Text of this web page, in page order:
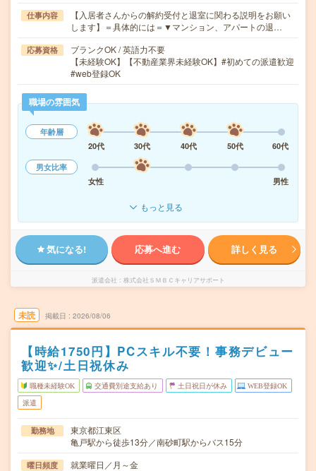
仕事内容
【入居者さんからの解約受付と退室に関わる説明をお願い
します】＝具体的には＝▼マンション、アパートの退…
応募資格
ブランクOK / 英語力不要
【未経験OK】【不動産業界未経験OK】#初めての派遣歓迎
#web登録OK
職場の雰囲気
年齢層
20代
30代 40代 50代
60代
男女比率
女性
男性
もっと見る
気になる! 応募へ進む 詳しく見る
派遣会社 株式会社ＳＭＢＣキャリアサポート
未読 掲載日 2026/08/06
【時給1750円】PCスキル不要！事務デビュー
歓迎✨/土日祝休み
職種未経験OK 交通費別途支給あり 土日祝日が休み WEB登録OK
派遣
勤務地
東京都江東区
亀戸駅から徒歩13分／南砂町駅からバス15分
曜日頻度 就業曜日／月～金